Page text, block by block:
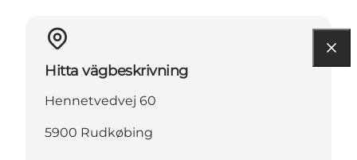
Hitta vägbeskrivning
Hennetvedvej 60
5900 Rudkøbing